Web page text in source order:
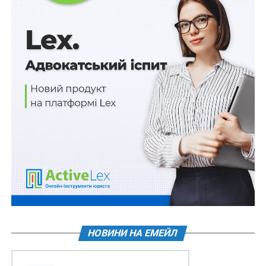
Заповіт – це особисте розпорядження фізичної особи
на випадок своєї смерті. Право на заповіт
здійснюється особисто. Вчинення заповіту через
представника не допускається. Заповідач може
обумовити виникнення права на спадкування в особи,
яка призначена в заповіті, наявністю певної умови, як
пов’язаної, так і не пов’язаної з її поведінкою.
Наприклад, наявність інших спадкоємців, проживання
в певному місці, народження дитини, здобуття освіти
тощо. Заповідач може зобов’язати спадкоємця до
вчинення певних дій немайнового характеру, зокрема
щодо розпорядження особистими паперами,
визначення місця і форми здійснення ритуалу
поховання. Також може зобов’язати спадкоємця до
вчинення певних дій, спрямованих на досягнення
Відмінності
НОВИНИ НА ЕМЕЙЛ